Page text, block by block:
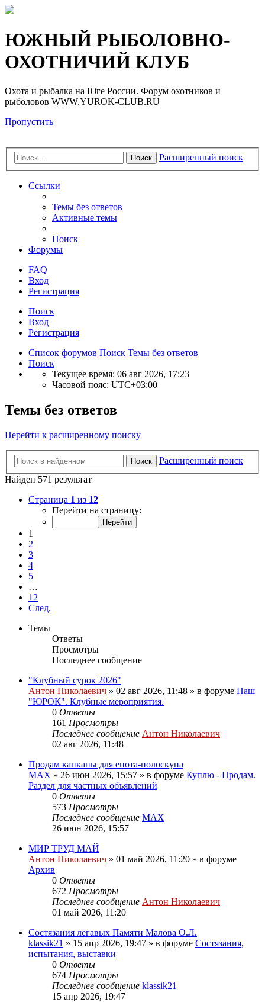
Регистрация
ЮЖНЫЙ РЫБОЛОВНО-
ОХОТНИЧИЙ КЛУБ
Охота и рыбалка на Юге России. Форум охотников и
рыболовов WWW.YUROK-CLUB.RU
Пропустить
Поиск Расширенный поиск
Ссылки
Темы без ответов
Активные темы
Поиск
Форумы
FAQ
Вход
Регистрация
Поиск
Вход
Регистрация
Список форумов Поиск Темы без ответов
Поиск
Текущее время: 06 авг 2026, 17:23
Часовой пояс: UTC+03:00
Темы без ответов
Перейти к расширенному поиску
Поиск
Расширенный поиск
Найден 571 результат
Страница 1 из 12
Перейти на страницу:
1
2
3
4
5
…
12
След.
Темы
Ответы
Просмотры
Последнее сообщение
"Клубный сурок 2026"
Антон Николаевич » 02 авг 2026, 11:48 » в форуме Наш
"ЮРОК". Клубные мероприятия.
0 Ответы
161 Просмотры
Последнее сообщение Антон Николаевич
02 авг 2026, 11:48
Продам капканы для енота-полоскуна
MAX » 26 июн 2026, 15:57 » в форуме Куплю - Продам.
Раздел для частных объявлений
0 Ответы
573 Просмотры
Последнее сообщение MAX
26 июн 2026, 15:57
МИР ТРУД МАЙ
Антон Николаевич » 01 май 2026, 11:20 » в форуме
Архив
0 Ответы
672 Просмотры
Последнее сообщение Антон Николаевич
01 май 2026, 11:20
Состязания легавых Памяти Малова О.Л.
klassik21 » 15 апр 2026, 19:47 » в форуме Состязания,
испытания, выставки
0 Ответы
674 Просмотры
Последнее сообщение klassik21
15 апр 2026, 19:47